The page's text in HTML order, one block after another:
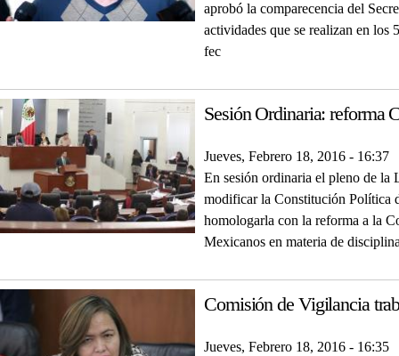
aprobó la comparecencia del
actividades que se realizan en los
fec
Sesión Ordinaria: reforma
Jueves, Febrero 18, 2016 - 16:37
En sesión ordinaria el pleno de
modificar la Constitución Política
homologarla con la reforma a la
Mexicanos en materia de
Comisión de Vigilancia
Jueves, Febrero 18, 2016 - 16:35